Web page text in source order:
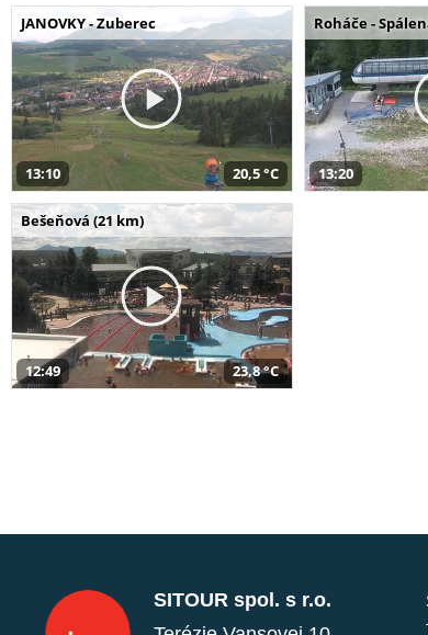
JANOVKY - Zuberec
13:10 20,5 °C
Roháče -
13:20
Bešeňová (21 km)
12:49 23,8 °C
SITOUR spol. s r.o.